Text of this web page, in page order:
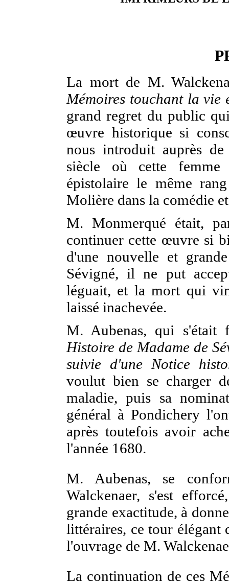
La mort de M.
Mémoires touchant la vie
grand regret du public
œuvre historique si
nous introduit auprès
siècle où cette
épistolaire le même
Molière dans la comédie
M. Monmerqué était,
continuer cette œuvre si
d'une nouvelle et
Sévigné, il ne put
léguait, et la mort qui
laissé inachevée.
M. Aubenas, qui s'était
Histoire de Madame de
suivie d'une Notice
voulut bien se charger
maladie, puis sa
général à Pondichery
après toutefois avoir
l'année 1680.
M. Aubenas, se
Walckenaer, s'est
grande exactitude, à
littéraires, ce tour élégant
l'ouvrage de M.
La continuation de ces